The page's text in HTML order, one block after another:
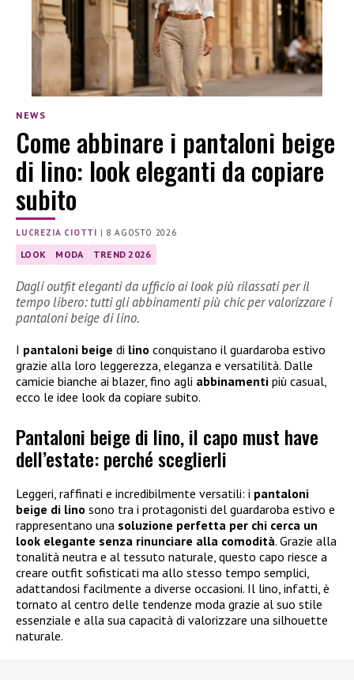
NEWS
Come abbinare i pantaloni beige
di lino: look eleganti da copiare
subito
LUCREZIA CIOTTI | 8 AGOSTO 2026
LOOK MODA TREND 2026
Dagli outfit eleganti da ufficio ai look più rilassati per il
tempo libero: tutti gli abbinamenti più chic per valorizzare i
pantaloni beige di lino.
I pantaloni beige di lino conquistano il guardaroba estivo
grazie alla loro leggerezza, eleganza e versatilità. Dalle
camicie bianche ai blazer, fino agli abbinamenti più casual,
ecco le idee look da copiare subito.
Pantaloni beige di lino, il capo must have
dell’estate: perché sceglierli
Leggeri, raffinati e incredibilmente versatili: i pantaloni
beige di lino sono tra i protagonisti del guardaroba estivo e
rappresentano una soluzione perfetta per chi cerca un
look elegante senza rinunciare alla comodità. Grazie alla
tonalità neutra e al tessuto naturale, questo capo riesce a
creare outfit sofisticati ma allo stesso tempo semplici,
adattandosi facilmente a diverse occasioni. Il lino, infatti, è
tornato al centro delle tendenze moda grazie al suo stile
essenziale e alla sua capacità di valorizzare una silhouette
naturale.